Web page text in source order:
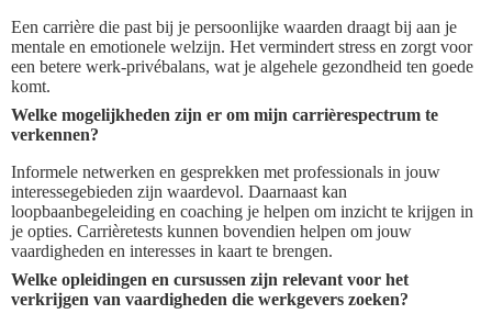
Een carrière die past bij je persoonlijke waarden draagt bij aan je
mentale en emotionele welzijn. Het vermindert stress en zorgt voor
een betere werk-privébalans, wat je algehele gezondheid ten goede
komt.
Welke mogelijkheden zijn er om mijn carrièrespectrum te
verkennen?
Informele netwerken en gesprekken met professionals in jouw
interessegebieden zijn waardevol. Daarnaast kan
loopbaanbegeleiding en coaching je helpen om inzicht te krijgen in
je opties. Carrièretests kunnen bovendien helpen om jouw
vaardigheden en interesses in kaart te brengen.
Welke opleidingen en cursussen zijn relevant voor het
verkrijgen van vaardigheden die werkgevers zoeken?